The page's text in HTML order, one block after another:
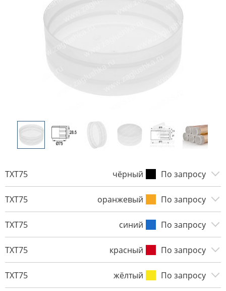
TXT75 чёрный По запросу
TXT75 оранжевый По запросу
TXT75 синий По запросу
TXT75 красный По запросу
TXT75 жёлтый По запросу